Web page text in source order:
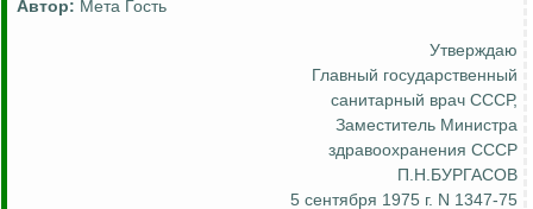
Автор: Мета Гость
Утверждаю
Главный государственный
санитарный врач СССР,
Заместитель Министра
здравоохранения СССР
П.Н.БУРГАСОВ
5 сентября 1975 г. N 1347-75